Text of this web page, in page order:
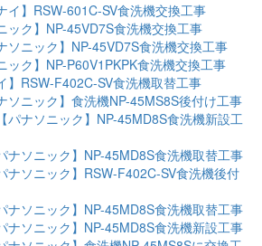
イ】RSW-601C-SV食洗機交換工事
ック】NP-45VD7S食洗機交換工事
ソニック】NP-45VD7S食洗機交換工事
ック】NP-P60V1PKPK食洗機交換工事
】RSW-F402C-SV食洗機取替工事
ソニック】食洗機NP-45MS8S後付け工事
パナソニック】NP-45MD8S食洗機新設工
ナソニック】NP-45MD8S食洗機取替工事
ナソニック】RSW-F402C-SV食洗機後付
ナソニック】NP-45MD8S食洗機取替工事
ナソニック】NP-45MD8S食洗機新設工事